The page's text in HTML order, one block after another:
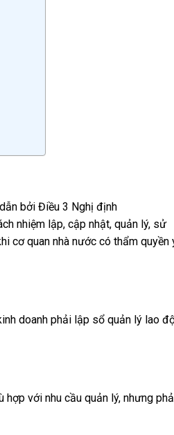
bởi Điều 3 Nghị định
nhiệm lập, cập nhật, quản lý, sử
cơ quan nhà nước có thẩm quyền
doanh phải lập sổ quản lý lao
với nhu cầu quản lý, nhưng